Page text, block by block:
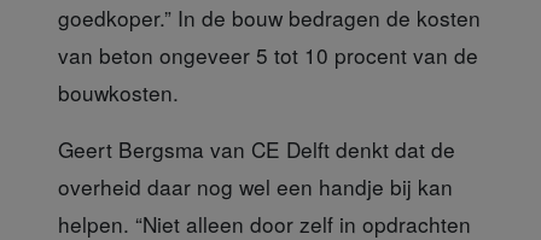
goedkoper.” In de bouw bedragen de kosten
van beton ongeveer 5 tot 10 procent van de
bouwkosten.
Geert Bergsma van CE Delft denkt dat de
overheid daar nog wel een handje bij kan
helpen. “Niet alleen door zelf in opdrachten